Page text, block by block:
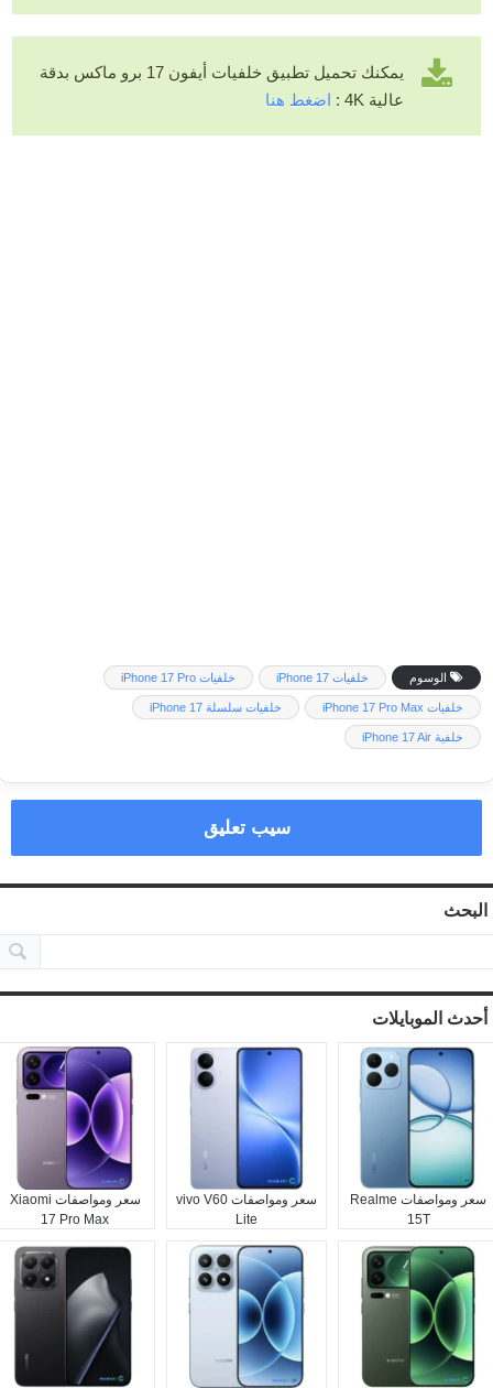
يمكنك تحميل تطبيق خلفيات أيفون 17 برو ماكس بدقة
عالية 4K :
اضغط هنا
الوسوم خلفيات iPhone 17 خلفيات iPhone 17 Pro
خلفيات iPhone 17 Pro Max خلفيات سلسلة iPhone 17
خلفية iPhone 17 Air
سيب تعليق
البحث
أحدث الموبايلات
سعر ومواصفات Realme
15T
سعر ومواصفات vivo V60
Lite
سعر ومواصفات Xiaomi
17 Pro Max